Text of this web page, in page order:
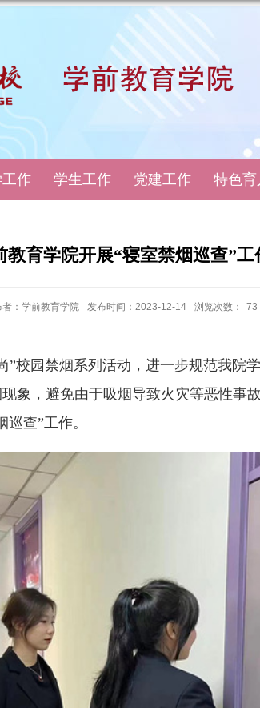
作 学生工作 党建工作 特色育
教育学院开展“寝室禁烟巡查”工
者：学前教育学院 发布时间：2023-12-14 浏览次数： 73
”校园禁烟系列活动 ， 进一步规范我院
象 ， 避免由于吸烟导致火灾等恶性事
巡查”工作。